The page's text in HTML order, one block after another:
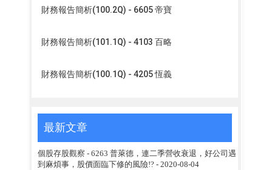
財務報告簡析(100.2Q) - 6605 帝寶
財務報告簡析(101.1Q) - 4103 百略
財務報告簡析(100.1Q) - 4205 恆義
最新文章
個股存股觀察 - 6263 普萊德，連二季營收衰退，好公司遇
到麻煩事，股價面臨下修的風險!?- 2020-08-04